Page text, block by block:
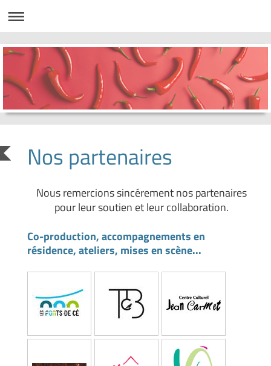
Nos partenaires
Nous remercions sincérement nos partenaires
pour leur soutien et leur collaboration.
Co-production, accompagnements en
résidence, ateliers, mises en scène...